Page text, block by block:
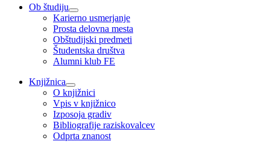
Ob študiju
Karierno usmerjanje
Prosta delovna mesta
Obštudijski predmeti
Študentska društva
Alumni klub FE
Knjižnica
O knjižnici
Vpis v knjižnico
Izposoja gradiv
Bibliografije raziskovalcev
Odprta znanost